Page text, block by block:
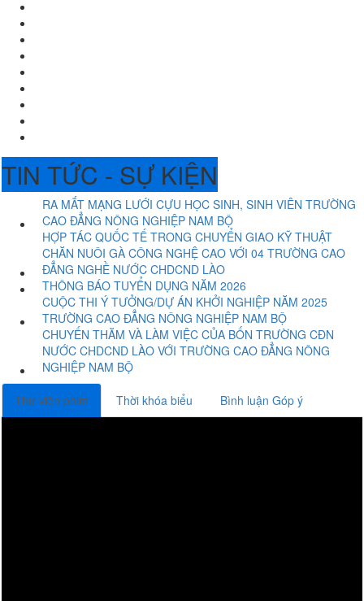
TIN TỨC - SỰ KIỆN
RA MẮT MẠNG LƯỚI CỰU HỌC SINH, SINH VIÊN TRƯỜNG
CAO ĐẲNG NÔNG NGHIỆP NAM BỘ
HỢP TÁC QUỐC TẾ TRONG CHUYỂN GIAO KỸ THUẬT
CHĂN NUÔI GÀ CÔNG NGHỆ CAO VỚI 04 TRƯỜNG CAO
ĐẲNG NGHỀ NƯỚC CHDCND LÀO
THÔNG BÁO TUYỂN DỤNG NĂM 2026
CUỘC THI Ý TƯỞNG/DỰ ÁN KHỞI NGHIỆP NĂM 2025
TRƯỜNG CAO ĐẲNG NÔNG NGHIỆP NAM BỘ
CHUYẾN THĂM VÀ LÀM VIỆC CỦA BỐN TRƯỜNG CĐN
NƯỚC CHDCND LÀO VỚI TRƯỜNG CAO ĐẲNG NÔNG
NGHIỆP NAM BỘ
Thư viện phim Thời khóa biểu Bình luận Góp ý